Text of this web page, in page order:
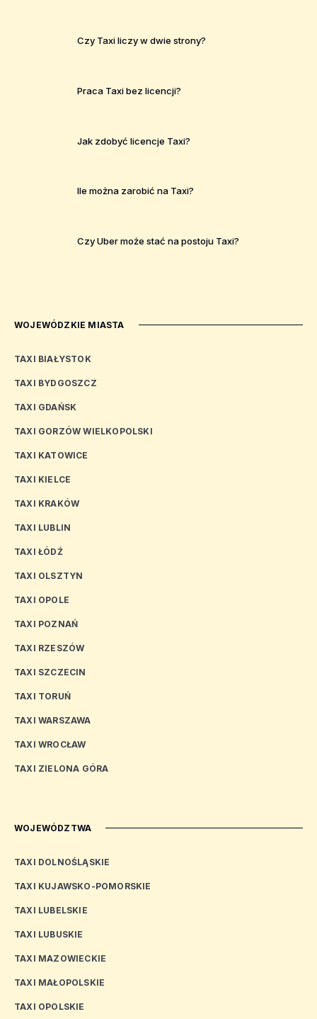
Czy Taxi liczy w dwie strony?
Praca Taxi bez licencji?
Jak zdobyć licencje Taxi?
Ile można zarobić na Taxi?
Czy Uber może stać na postoju Taxi?
WOJEWÓDZKIE MIASTA
TAXI BIAŁYSTOK
TAXI BYDGOSZCZ
TAXI GDAŃSK
TAXI GORZÓW WIELKOPOLSKI
TAXI KATOWICE
TAXI KIELCE
TAXI KRAKÓW
TAXI LUBLIN
TAXI ŁÓDŹ
TAXI OLSZTYN
TAXI OPOLE
TAXI POZNAŃ
TAXI RZESZÓW
TAXI SZCZECIN
TAXI TORUŃ
TAXI WARSZAWA
TAXI WROCŁAW
TAXI ZIELONA GÓRA
WOJEWÓDZTWA
TAXI DOLNOŚLĄSKIE
TAXI KUJAWSKO-POMORSKIE
TAXI LUBELSKIE
TAXI LUBUSKIE
TAXI MAZOWIECKIE
TAXI MAŁOPOLSKIE
TAXI OPOLSKIE